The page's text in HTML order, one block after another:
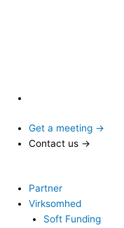
Get a meeting →
Contact us →
Partner
Virksomhed
Soft Funding